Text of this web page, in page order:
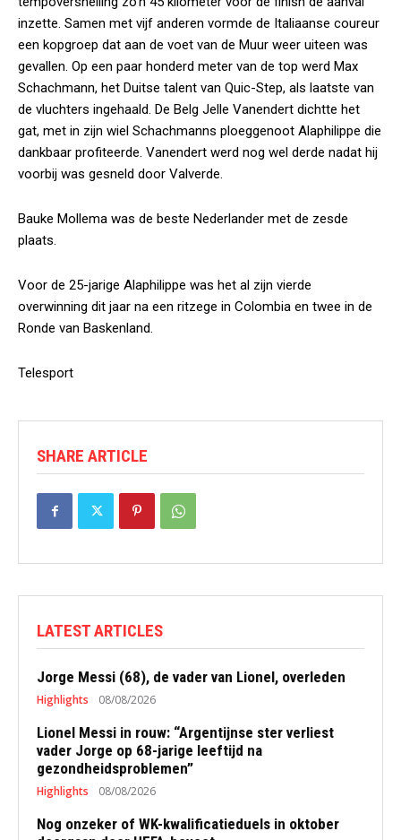
inzette. Samen met vijf anderen vormde de Italiaanse coureur
een kopgroep dat aan de voet van de Muur weer uiteen was
gevallen. Op een paar honderd meter van de top werd Max
Schachmann, het Duitse talent van Quic-Step, als laatste van
de vluchters ingehaald. De Belg Jelle Vanendert dichtte het
gat, met in zijn wiel Schachmanns ploeggenoot Alaphilippe die
dankbaar profiteerde. Vanendert werd nog wel derde nadat hij
voorbij was gesneld door Valverde.
Bauke Mollema was de beste Nederlander met de zesde
plaats.
Voor de 25-jarige Alaphilippe was het al zijn vierde
overwinning dit jaar na een ritzege in Colombia en twee in de
Ronde van Baskenland.
Telesport
SHARE ARTICLE
LATEST ARTICLES
Jorge Messi (68), de vader van Lionel, overleden
Highlights 08/08/2026
Lionel Messi in rouw: “Argentijnse ster verliest
vader Jorge op 68-jarige leeftijd na
gezondheidsproblemen”
Highlights 08/08/2026
Nog onzeker of WK-kwalificatieduels in oktober